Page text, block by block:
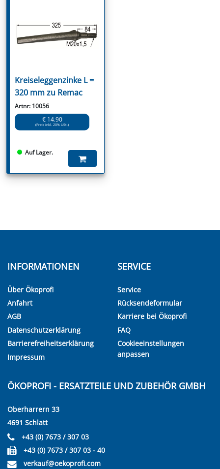
Kreiseleggenzinke L =
320 mm zu Remac
Artnr: 10056
€ 14.90
(Preis inkl. 20% USt.)
Auf Lager.
INFORMATIONEN
Über Ökoprofi
Anfahrt
AGB
Datenschutzerklärung
Barrierefreiheitserklärung
Impressum
SERVICE
Service
Rücksendeformular
Karriere bei Ökoprofi
FAQ
Cookieeinstellungen
anpassen
ÖKOPROFI - ERSATZTEILE UND ZUBEHÖR GMBH
Oberharrern 33
4691 Schlatt
+43 (0) 7673 / 307 03
+43 (0) 7673 / 307 03 - 40
verkauf@oekoprofi.com